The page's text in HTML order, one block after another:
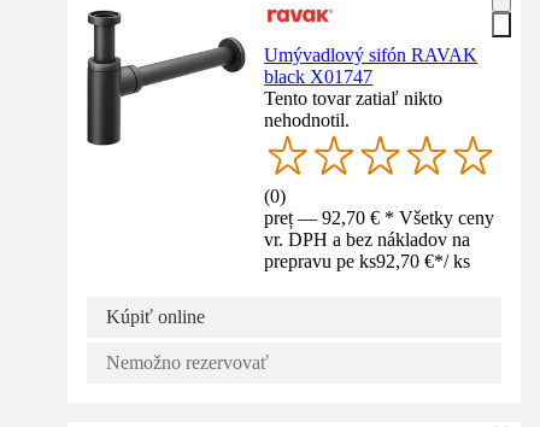
Umývadlový sifón RAVAK
black X01747
Tento tovar zatiaľ nikto
nehodnotil.
(0)
preț — 92,70 € * Všetky ceny
vr. DPH a bez nákladov na
prepravu pe ks92,70 €*/ ks
Kúpiť online
Nemožno rezervovať